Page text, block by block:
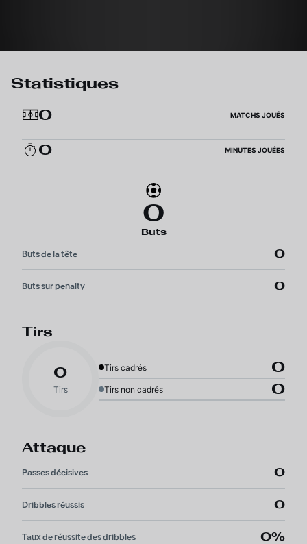
Statistiques
0
MATCHS JOUÉS
0 MINUTES JOUÉES
0
Buts
Buts de la tête 0
Buts sur penalty 0
Tirs
0
Tirs
Tirs cadrés 0
Tirs non cadrés 0
Attaque
Passes décisives 0
Dribbles réussis 0
Taux de réussite des dribbles 0%